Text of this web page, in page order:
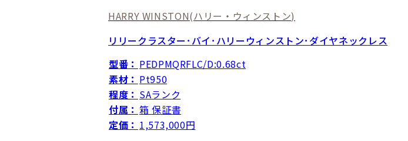
HARRY WINSTON(ハリー・ウィンストン)
リリークラスター･バイ･ハリーウィンストン･ダイヤネックレス
型番： PEDPMQRFLC/D:0.68ct
素材： Pt950
程度： SAランク
付属： 箱 保証書
定価： 1,573,000円